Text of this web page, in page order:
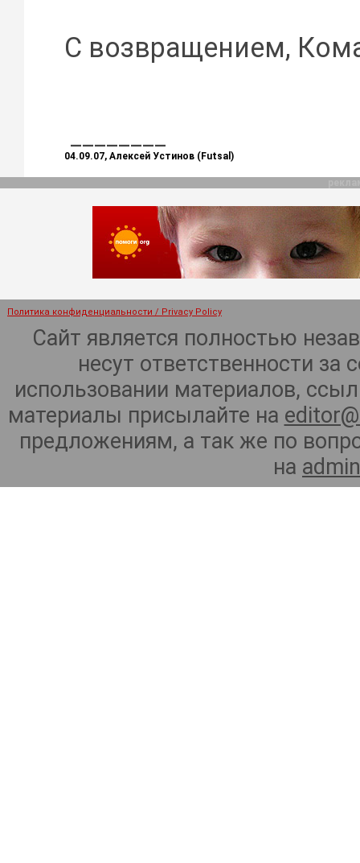
С возвращением,
________
04.09.07, Алексей Устинов (Futsal)
Политика конфиденциальности / Privacy Policy
Сайт является полностью
несут ответственности
использовании материалов,
материалы присылайте на
предложениям, а так же по
на